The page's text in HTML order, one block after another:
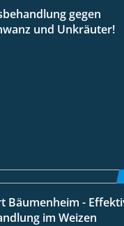
gegen
und Unkräuter!
Bäumenheim -
im Weizen